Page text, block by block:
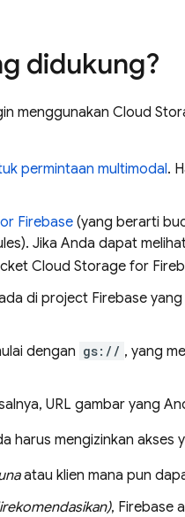
didukung?
menggunakan Cloud
permintaan multimodal.
Firebase(yang berarti
). Jika Anda dapat
Cloud Storage for
di project Firebase
dengan gs:// , yang
URL gambar yang
harus mengizinkan akses
atau klien mana pun
, Firebase